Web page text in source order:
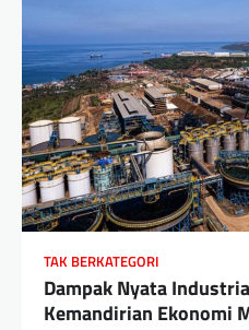
TAK BERKATEGORI
Dampak Nyata
Kemandirian Ekonomi